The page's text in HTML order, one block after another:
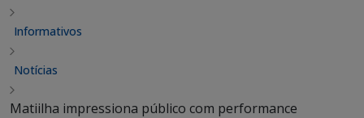
Informativos
Notícias
Matiilha impressiona público com performance